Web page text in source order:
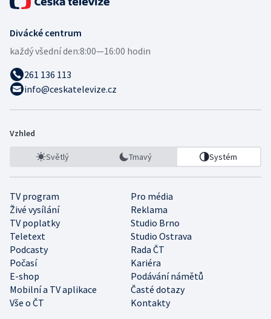
Divácké centrum
každý všední den:8:00—16:00 hodin
261 136 113
info@ceskatelevize.cz
Vzhled
Světlý Tmavý Systém
TV program
Pro média
Živé vysílání
Reklama
TV poplatky
Studio Brno
Teletext
Studio Ostrava
Podcasty
Rada ČT
Počasí
Kariéra
E-shop
Podávání námětů
Mobilní a TV aplikace
Časté dotazy
Vše o ČT
Kontakty